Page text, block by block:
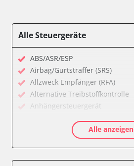
Alle Steuergeräte
ABS/ASR/ESP
Airbag/Gurtstraffer (SRS)
Allzweck Empfänger (RFA)
Alternative Treibstoffkontrolle
Anhängersteuergerät
Diesel Additiv-SystemAlle anzeigen